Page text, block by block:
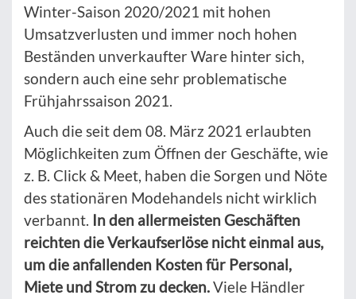
Winter-Saison 2020/2021 mit hohen
Umsatzverlusten und immer noch hohen
Beständen unverkaufter Ware hinter sich,
sondern auch eine sehr problematische
Frühjahrssaison 2021.
Auch die seit dem 08. März 2021 erlaubten
Möglichkeiten zum Öffnen der Geschäfte, wie
z. B. Click & Meet, haben die Sorgen und Nöte
des stationären Modehandels nicht wirklich
verbannt. In den allermeisten Geschäften
reichten die Verkaufserlöse nicht einmal aus,
um die anfallenden Kosten für Personal,
Miete und Strom zu decken.Viele Händler